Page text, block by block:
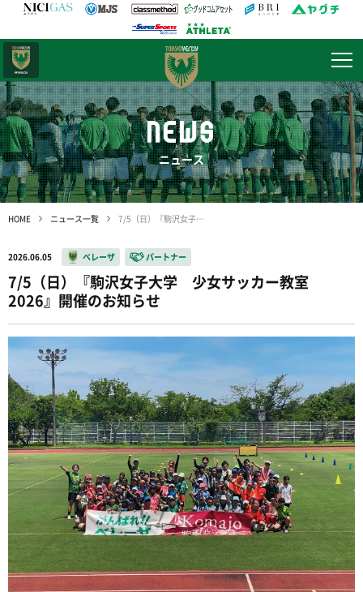
NEWS
ニュース
HOME ニュース一覧 7/5（日）『駒沢女子大学 少女サッカー教室 2026』開催のお知らせ
2026.06.05 ベレーザ パートナー
7/5（日）『駒沢女子大学 少女サッカー教室
2026』開催のお知らせ